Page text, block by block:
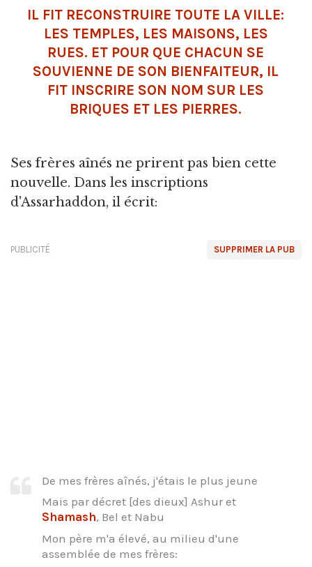
IL FIT RECONSTRUIRE TOUTE LA VILLE:
LES TEMPLES, LES MAISONS, LES
RUES. ET POUR QUE CHACUN SE
SOUVIENNE DE SON BIENFAITEUR, IL
FIT INSCRIRE SON NOM SUR LES
BRIQUES ET LES PIERRES.
Ses frères aînés ne prirent pas bien cette
nouvelle. Dans les inscriptions
d'Assarhaddon, il écrit:
SUPPRIMER LA PUB
PUBLICITÉ
De mes frères aînés, j'étais le plus jeune
Mais par décret [des dieux] Ashur et
Shamash, Bel et Nabu
Mon père m'a élevé, au milieu d'une
assemblée de mes frères: